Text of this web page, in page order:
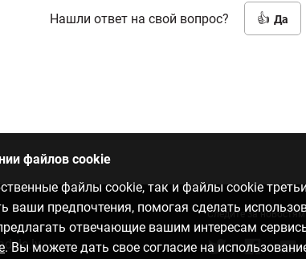
Нашли ответ на свой вопрос? Да
файлов cookie
файлы cookie, так и файлы cookie
предпочтения, помогая сделать
отвечающие вашим интересам
. Вы можете дать свое согласие на
Следите за